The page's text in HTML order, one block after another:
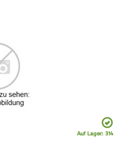
Auf Lager: 314